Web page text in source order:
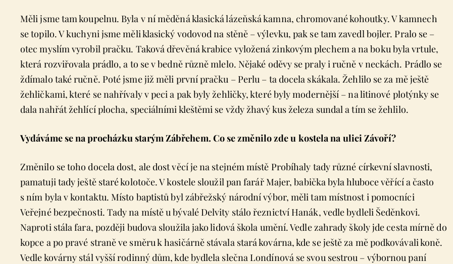
Měli jsme tam koupelnu. Byla v ní měděná klasická lázeňská kamna, chromované kohoutky. V kamnech
se topilo. V kuchyni jsme měli klasický vodovod na stěně – výlevku, pak se tam zavedl bojler. Pralo se –
otec myslím vyrobil pračku. Taková dřevěná krabice vyložená zinkovým plechem a na boku byla vrtule,
která rozviřovala prádlo, a to se v bedně různě mlelo. Nějaké oděvy se praly i ručně v neckách. Prádlo se
ždímalo také ručně. Poté jsme již měli první pračku – Perlu – ta docela skákala. Žehlilo se za mě ještě
žehličkami, které se nahřívaly v peci a pak byly žehličky, které byly modernější – na litinové plotýnky se
dala nahřát žehlící plocha, speciálními kleštěmi se vždy žhavý kus železa sundal a tím se žehlilo.
Vydáváme se na procházku starým Zábřehem. Co se změnilo zde u kostela na ulici Závoří?
Změnilo se toho docela dost, ale dost věcí je na stejném místě Probíhaly tady různé církevní slavnosti,
pamatuji tady ještě staré kolotoče. V kostele sloužil pan farář Majer, babička byla hluboce věřící a často
s ním byla v kontaktu. Místo baptistů byl zábřežský národní výbor, měli tam místnost i pomocníci
Veřejné bezpečnosti. Tady na místě u bývalé Delvity stálo řeznictví Hanák, vedle bydleli Šeděnkovi.
Naproti stála fara, později budova sloužila jako lidová škola umění. Vedle zahrady školy jde cesta mírně do
kopce a po pravé straně ve směru k hasičárně stávala stará kovárna, kde se ještě za mě podkovávali koně.
Vedle kovárny stál vyšší rodinný dům, kde bydlela slečna Londínová se svou sestrou – výbornou paní